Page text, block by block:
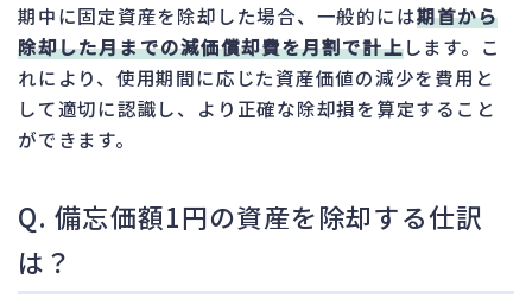
期中に固定資産を除却した場合、一般的には期首から
除却した月までの減価償却費を月割で計上します。こ
れにより、使用期間に応じた資産価値の減少を費用と
して適切に認識し、より正確な除却損を算定すること
ができます。
Q. 備忘価額1円の資産を除却する仕訳
は？